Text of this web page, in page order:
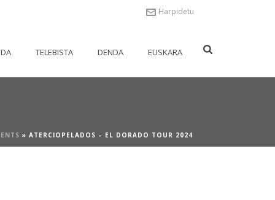
Harpidetu
TELEBISTA DENDA EUSKARA
» ATERCIOPELADOS – EL DORADO TOUR 2024